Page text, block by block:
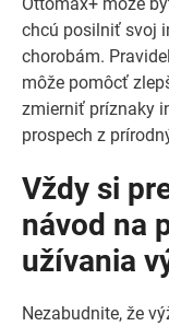
chcú posilniť svoj
chorobám.
môže pomôcť
zmierniť príznaky
prospech z
Vždy si
návod na
užívania
Nezabudnite, že